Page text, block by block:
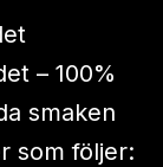
– 100%
smaken
som följer: